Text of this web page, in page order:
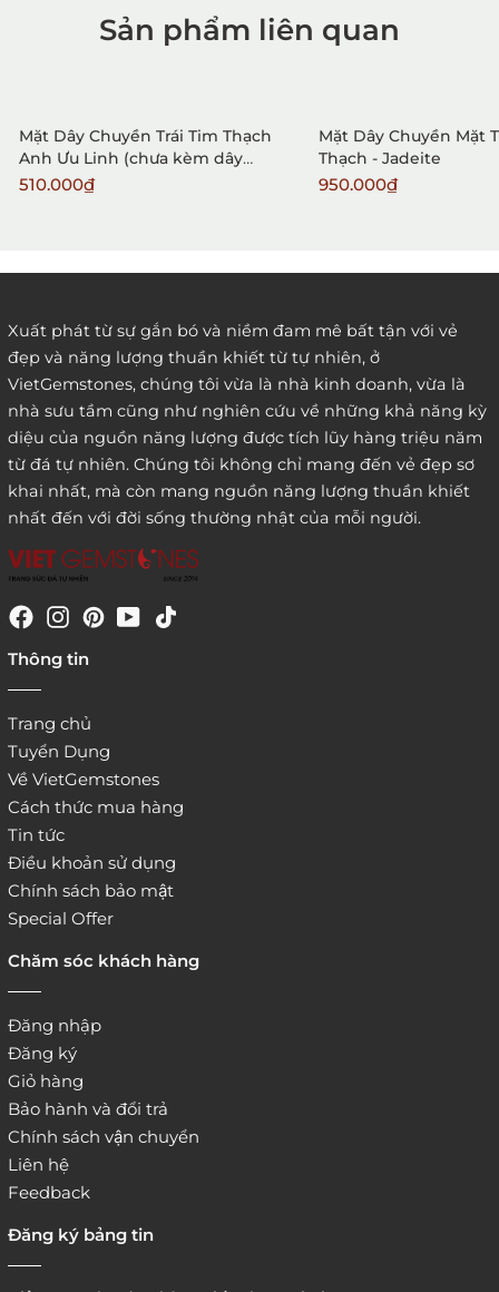
1. Mua hàng trực tiếp tại VietGemstones
3. Đặt hàng thông quaemail hay chat trực tiếp với
chúng tôi:
website:
Sản phẩm liên quan
Mặt Dây Chuyền Trái Tim Thạch
Anh Ưu Linh (chưa kèm dây
đeo)
510.000₫
Mặt Dây Chuyền Mặt
Thạch - Jadeite
950.000₫
Xuất phát từ sự gắn bó và niềm đam mê bất tận với vẻ
đẹp và năng lượng thuần khiết từ tự nhiên, ở
VietGemstones, chúng tôi vừa là nhà kinh doanh, vừa là
nhà sưu tầm cũng như nghiên cứu về những khả năng kỳ
diệu của nguồn năng lượng được tích lũy hàng triệu năm
từ đá tự nhiên. Chúng tôi không chỉ mang đến vẻ đẹp sơ
khai nhất, mà còn mang nguồn năng lượng thuần khiết
nhất đến với đời sống thường nhật của mỗi người.
Thông tin
Trang chủ
Tuyển Dụng
Về VietGemstones
Cách thức mua hàng
Tin tức
Điều khoản sử dụng
Chính sách bảo mật
Special Offer
Chăm sóc khách hàng
Đăng nhập
Đăng ký
Giỏ hàng
Bảo hành và đổi trả
Chính sách vận chuyển
Liên hệ
Feedback
Đăng ký bảng tin